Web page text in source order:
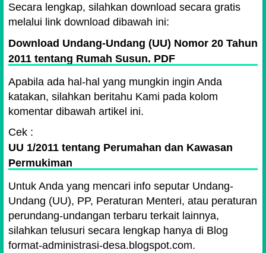
Secara lengkap, silahkan download secara gratis
melalui link download dibawah ini:
Download Undang-Undang (UU) Nomor 20 Tahun
2011 tentang Rumah Susun. PDF
Apabila ada hal-hal yang mungkin ingin Anda
katakan, silahkan beritahu Kami pada kolom
komentar dibawah artikel ini.
Cek :
UU 1/2011 tentang Perumahan dan Kawasan
Permukiman
Untuk Anda yang mencari info seputar Undang-
Undang (UU), PP, Peraturan Menteri, atau peraturan
perundang-undangan terbaru terkait lainnya,
silahkan telusuri secara lengkap hanya di Blog
format-administrasi-desa.blogspot.com.